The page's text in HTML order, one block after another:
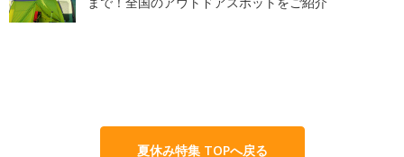
夏休み特集 TOPへ戻る